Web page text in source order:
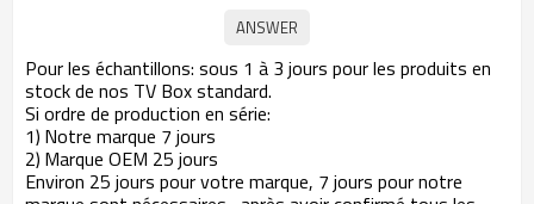
Pour les échantillons: sous 1 à 3 jours pour les produits en
stock de nos TV Box standard.
Si ordre de production en série:
1) Notre marque 7 jours
2) Marque OEM 25 jours
Environ 25 jours pour votre marque, 7 jours pour notre